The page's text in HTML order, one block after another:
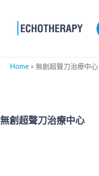
Home 無創超聲刀治療中心
無創超聲刀治療中心